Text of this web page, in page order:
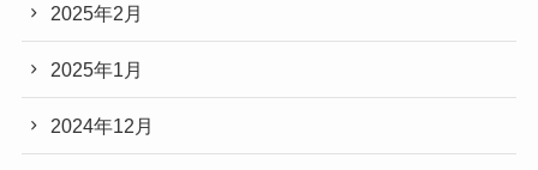
2025年2月
2025年1月
2024年12月